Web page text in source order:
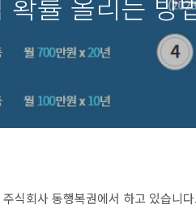
식회사 동행복권에서 하고 있습니